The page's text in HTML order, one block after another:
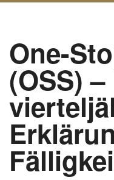
One-
(OSS) –